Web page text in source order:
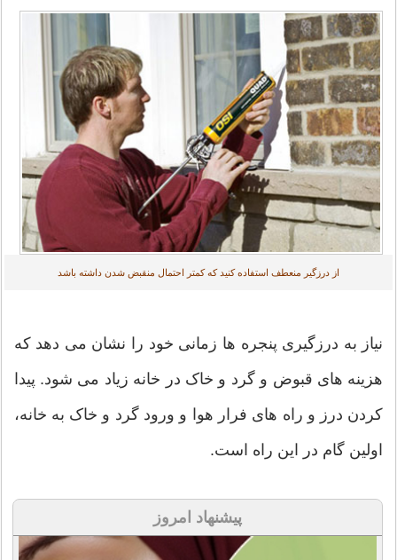
از درزگیر منعطف استفاده کنید که کمتر احتمال منقبض شدن داشته باشد
نیاز به درزگیری پنجره ها زمانی خود را نشان می دهد که
هزینه های قبوض و گرد و خاک در خانه زیاد می شود. پیدا
کردن درز و راه های فرار هوا و ورود گرد و خاک به خانه،
اولین گام در این راه است.
پیشنهاد امروز